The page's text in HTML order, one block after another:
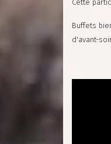
Cette
Buffets
d'avant-